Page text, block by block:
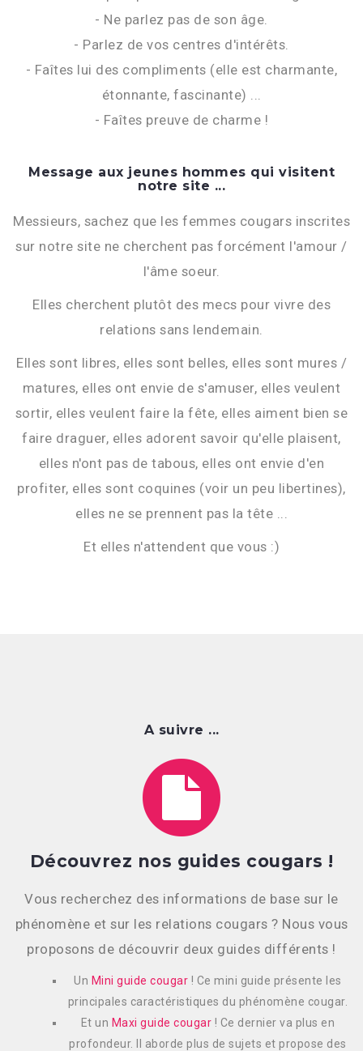
- Ne parlez pas de son âge.
- Parlez de vos centres d'intérêts.
- Faîtes lui des compliments (elle est charmante,
étonnante, fascinante) ...
- Faîtes preuve de charme !
Message aux jeunes hommes qui visitent
notre site ...
Messieurs, sachez que les femmes cougars inscrites
sur notre site ne cherchent pas forcément l'amour /
l'âme soeur.
Elles cherchent plutôt des mecs pour vivre des
relations sans lendemain.
Elles sont libres, elles sont belles, elles sont mures /
matures, elles ont envie de s'amuser, elles veulent
sortir, elles veulent faire la fête, elles aiment bien se
faire draguer, elles adorent savoir qu'elle plaisent,
elles n'ont pas de tabous, elles ont envie d'en
profiter, elles sont coquines (voir un peu libertines),
elles ne se prennent pas la tête ...
Et elles n'attendent que vous :)
A suivre ...
Découvrez nos guides cougars !
Vous recherchez des informations de base sur le
phénomène et sur les relations cougars ? Nous vous
proposons de découvrir deux guides différents !
Un Mini guide cougar ! Ce mini guide présente les
principales caractéristiques du phénomène cougar.
Et un Maxi guide cougar ! Ce dernier va plus en
profondeur. Il aborde plus de sujets et propose des